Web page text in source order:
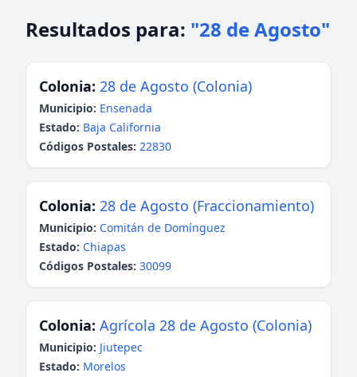
Resultados para: "28 de Agosto"
Colonia: 28 de Agosto (Colonia)
Municipio: Ensenada
Estado: Baja California
Códigos Postales: 22830
Colonia: 28 de Agosto (Fraccionamiento)
Municipio: Comitán de Domínguez
Estado: Chiapas
Códigos Postales: 30099
Colonia: Agrícola 28 de Agosto (Colonia)
Municipio: Jiutepec
Estado: Morelos